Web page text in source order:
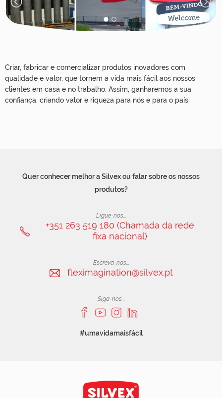
1 2
Criar, fabricar e comercializar produtos inovadores com
qualidade e valor, que tornem a vida mais fácil aos nossos
clientes em casa e no trabalho. Assim, ganharemos a sua
confiança, criando valor e riqueza para nós e para o país.
Quer conhecer melhor a Silvex ou falar sobre os nossos
produtos?
Ligue-nos...
+351 263 519 180 (Chamada da rede
fixa nacional)
Escreva-nos...
fleximagination@silvex.pt
Siga-nos...
#umavidamaisfácil